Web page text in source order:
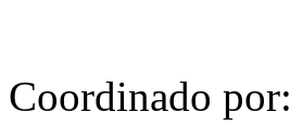
Coordinado por: